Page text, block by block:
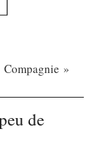
Compagnie »
de